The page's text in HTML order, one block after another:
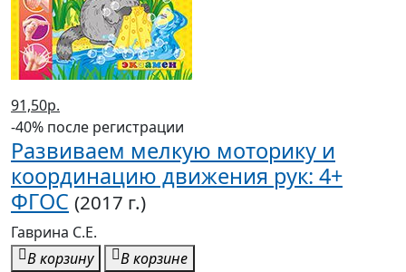
91,50р.
-40% после регистрации
Развиваем мелкую моторику и
координацию движения рук: 4+
ФГОС (2017 г.)
Гаврина С.Е.
В корзину
В корзине